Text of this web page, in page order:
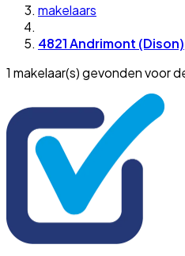
makelaars
4821 Andrimont (Dison)
1 makelaar(s) gevonden voor